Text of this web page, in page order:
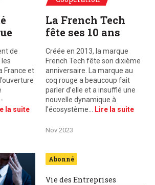
de
les
France et
la suite
La French Tech
fête ses 10 ans
Créée en 2013, la marque
French Tech fête son dixième
anniversaire. La marque au
coq rouge a beaucoup fait
parler d’elle et a insufflé une
nouvelle dynamique à
l’écosystème…
Lire la suite
Nov 2023
images from Canva
Abonné
Vie des Entreprises